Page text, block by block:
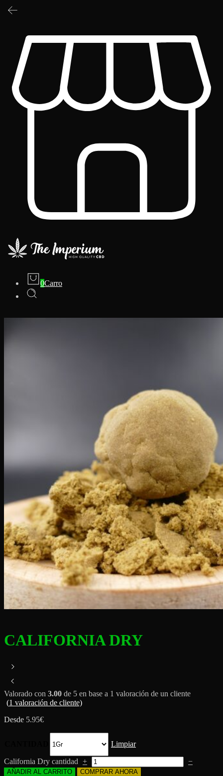
0Carro
CALIFORNIA DRY
Valorado con 3.00 de 5 en base a 1 valoración de un cliente
(1 valoración de cliente)
Desde 5.95€
Limpiar
California Dry cantidad + −
AÑADIR AL CARRITO COMPRAR AHORA